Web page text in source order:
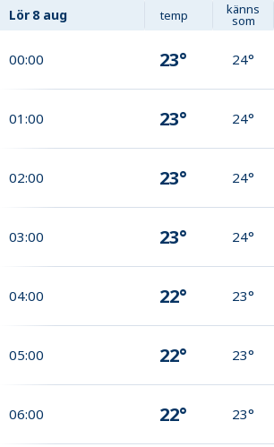
Lör 8 aug temp känns
som
00:00 23° 24°
01:00 23° 24°
02:00 23° 24°
03:00 23° 24°
04:00 22° 23°
05:00 22° 23°
06:00 22° 23°